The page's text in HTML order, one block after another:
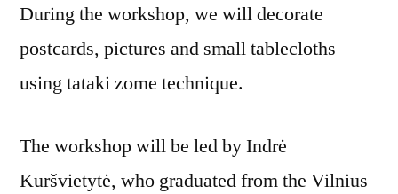
During the workshop, we will decorate
postcards, pictures and small tablecloths
using tataki zome technique.
The workshop will be led by Indrė
Kuršvietytė, who graduated from the Vilnius